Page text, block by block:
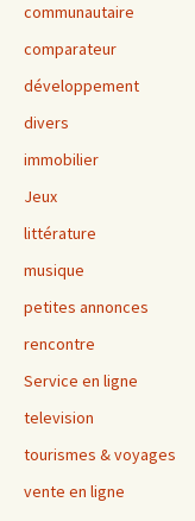
communautaire
comparateur
développement
divers
immobilier
Jeux
littérature
musique
petites annonces
rencontre
Service en ligne
television
tourismes & voyages
vente en ligne